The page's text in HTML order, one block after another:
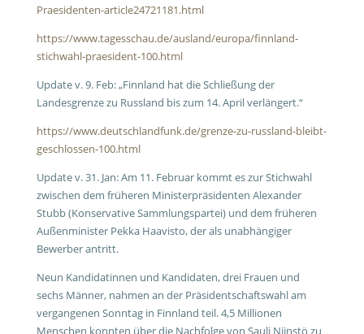
Praesidenten-article24721181.html
https://www.tagesschau.de/ausland/europa/finnland-
stichwahl-praesident-100.html
Update v. 9. Feb: „Finnland hat die Schließung der
Landesgrenze zu Russland bis zum 14. April verlängert.“
https://www.deutschlandfunk.de/grenze-zu-russland-bleibt-
geschlossen-100.html
Update v. 31. Jan: Am 11. Februar kommt es zur Stichwahl
zwischen dem früheren Ministerpräsidenten Alexander
Stubb (Konservative Sammlungspartei) und dem früheren
Außenminister Pekka Haavisto, der als unabhängiger
Bewerber antritt.
Neun Kandidatinnen und Kandidaten, drei Frauen und
sechs Männer, nahmen an der Präsidentschaftswahl am
vergangenen Sonntag in Finnland teil. 4,5 Millionen
Menschen konnten über die Nachfolge von Sauli Niinstö zu